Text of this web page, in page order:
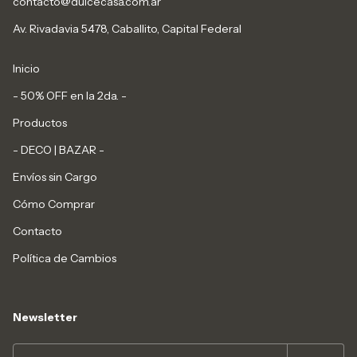
Av. Rivadavia 5478, Caballito, Capital Federal
Inicio
- 50% OFF en la 2da. -
Productos
- DECO | BAZAR -
Envíos sin Cargo
Cómo Comprar
Contacto
Política de Cambios
Newsletter